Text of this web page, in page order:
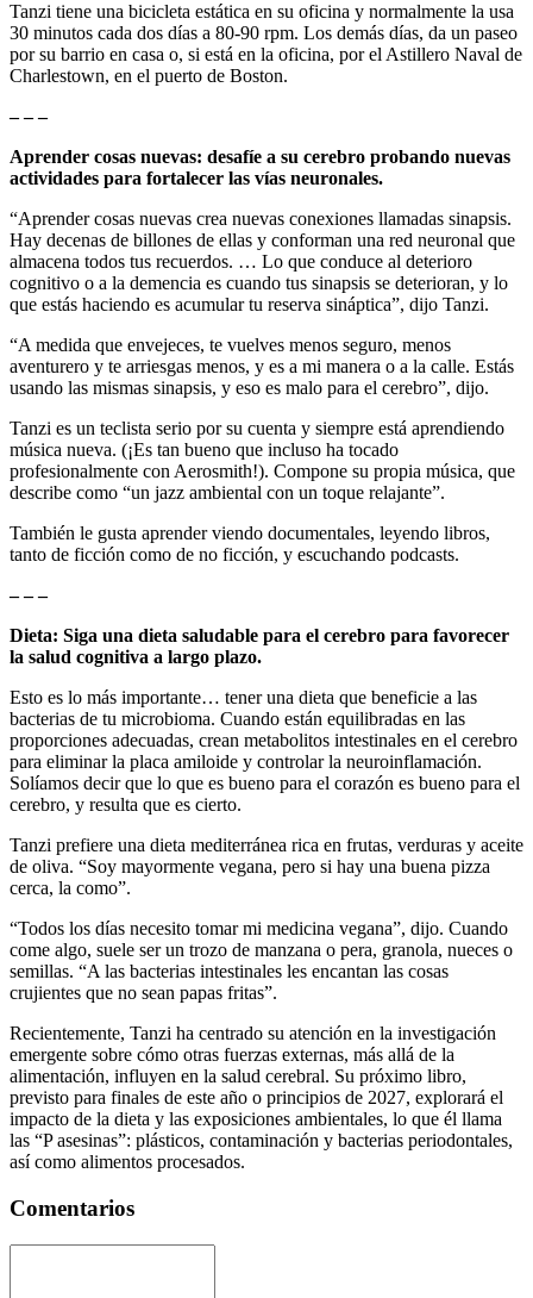
Tanzi tiene una bicicleta estática en su oficina y normalmente la usa
30 minutos cada dos días a 80-90 rpm. Los demás días, da un paseo
por su barrio en casa o, si está en la oficina, por el Astillero Naval de
Charlestown, en el puerto de Boston.
– – –
Aprender cosas nuevas: desafíe a su cerebro probando nuevas
actividades para fortalecer las vías neuronales.
“Aprender cosas nuevas crea nuevas conexiones llamadas sinapsis.
Hay decenas de billones de ellas y conforman una red neuronal que
almacena todos tus recuerdos. … Lo que conduce al deterioro
cognitivo o a la demencia es cuando tus sinapsis se deterioran, y lo
que estás haciendo es acumular tu reserva sináptica”, dijo Tanzi.
“A medida que envejeces, te vuelves menos seguro, menos
aventurero y te arriesgas menos, y es a mi manera o a la calle. Estás
usando las mismas sinapsis, y eso es malo para el cerebro”, dijo.
Tanzi es un teclista serio por su cuenta y siempre está aprendiendo
música nueva. (¡Es tan bueno que incluso ha tocado
profesionalmente con Aerosmith!). Compone su propia música, que
describe como “un jazz ambiental con un toque relajante”.
También le gusta aprender viendo documentales, leyendo libros,
tanto de ficción como de no ficción, y escuchando podcasts.
– – –
Dieta: Siga una dieta saludable para el cerebro para favorecer
la salud cognitiva a largo plazo.
Esto es lo más importante… tener una dieta que beneficie a las
bacterias de tu microbioma. Cuando están equilibradas en las
proporciones adecuadas, crean metabolitos intestinales en el cerebro
para eliminar la placa amiloide y controlar la neuroinflamación.
Solíamos decir que lo que es bueno para el corazón es bueno para el
cerebro, y resulta que es cierto.
Tanzi prefiere una dieta mediterránea rica en frutas, verduras y aceite
de oliva. “Soy mayormente vegana, pero si hay una buena pizza
cerca, la como”.
“Todos los días necesito tomar mi medicina vegana”, dijo. Cuando
come algo, suele ser un trozo de manzana o pera, granola, nueces o
semillas. “A las bacterias intestinales les encantan las cosas
crujientes que no sean papas fritas”.
Recientemente, Tanzi ha centrado su atención en la investigación
emergente sobre cómo otras fuerzas externas, más allá de la
alimentación, influyen en la salud cerebral. Su próximo libro,
previsto para finales de este año o principios de 2027, explorará el
impacto de la dieta y las exposiciones ambientales, lo que él llama
las “P asesinas”: plásticos, contaminación y bacterias periodontales,
así como alimentos procesados.
Comentarios